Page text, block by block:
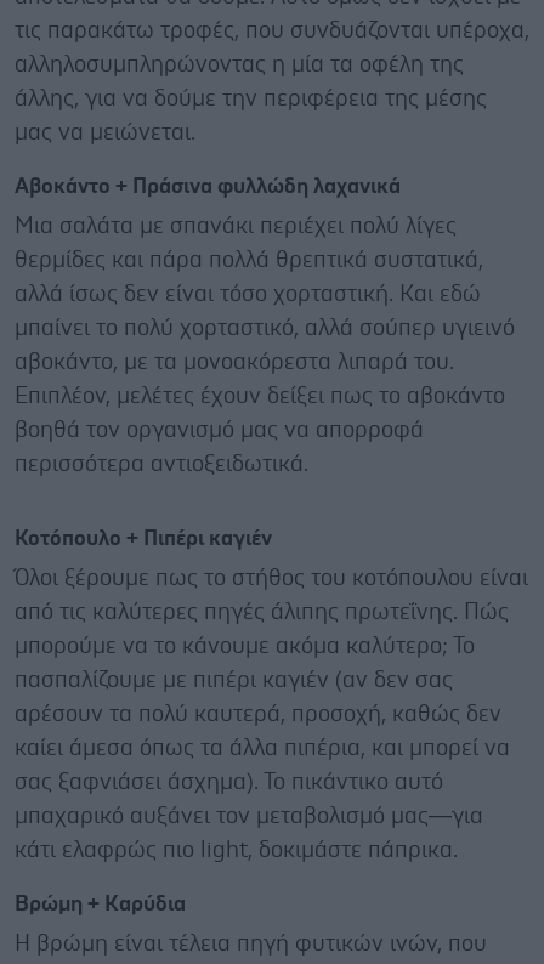
τις παρακάτω τροφές, που συνδυάζονται υπέροχα,
αλληλοσυμπληρώνοντας η μία τα οφέλη της
άλλης, για να δούμε την περιφέρεια της μέσης
μας να μειώνεται.
Αβοκάντο + Πράσινα φυλλώδη λαχανικά
Μια σαλάτα με σπανάκι περιέχει πολύ λίγες
θερμίδες και πάρα πολλά θρεπτικά συστατικά,
αλλά ίσως δεν είναι τόσο χορταστική. Και εδώ
μπαίνει το πολύ χορταστικό, αλλά σούπερ υγιεινό
αβοκάντο, με τα μονοακόρεστα λιπαρά του.
Επιπλέον, μελέτες έχουν δείξει πως το αβοκάντο
βοηθά τον οργανισμό μας να απορροφά
περισσότερα αντιοξειδωτικά.
Κοτόπουλο + Πιπέρι καγιέν
Όλοι ξέρουμε πως το στήθος του κοτόπουλου είναι
από τις καλύτερες πηγές άλιπης πρωτεΐνης. Πώς
μπορούμε να το κάνουμε ακόμα καλύτερο; Το
πασπαλίζουμε με πιπέρι καγιέν (αν δεν σας
αρέσουν τα πολύ καυτερά, προσοχή, καθώς δεν
καίει άμεσα όπως τα άλλα πιπέρια, και μπορεί να
σας ξαφνιάσει άσχημα). Το πικάντικο αυτό
μπαχαρικό αυξάνει τον μεταβολισμό μας—για
κάτι ελαφρώς πιο light, δοκιμάστε πάπρικα.
Βρώμη + Καρύδια
Η βρώμη είναι τέλεια πηγή φυτικών ινών, που